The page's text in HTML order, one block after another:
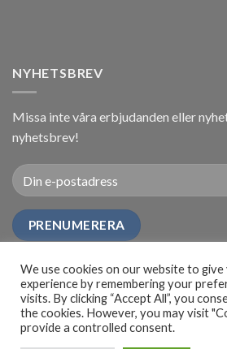
NYHETSBREV
Missa inte våra erbjudanden eller
nyhetsbrev!
We use cookies on our website to
experience by remembering your
visits. By clicking “Accept All”, you
the cookies. However, you may visit
provide a controlled consent.